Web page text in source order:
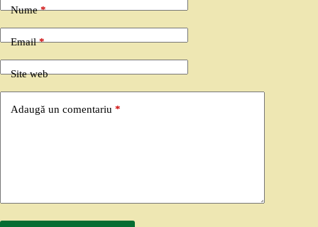
Nume*
Email*
Site web
Adaugă un comentariu *